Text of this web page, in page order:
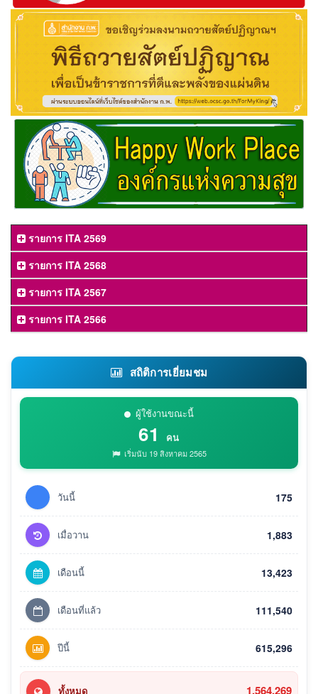
รายการ ITA 2569
รายการ ITA 2568
รายการ ITA 2567
รายการ ITA 2566
สถิติการเยี่ยมชม
ผู้ใช้งานขณะนี้
61 คน
เริ่มนับ 19 สิงหาคม 2565
วันนี้ 175
เมื่อวาน 1,883
เดือนนี้ 13,423
เดือนที่แล้ว 111,540
ปีนี้ 615,296
ทั้งหมด 1,564,269